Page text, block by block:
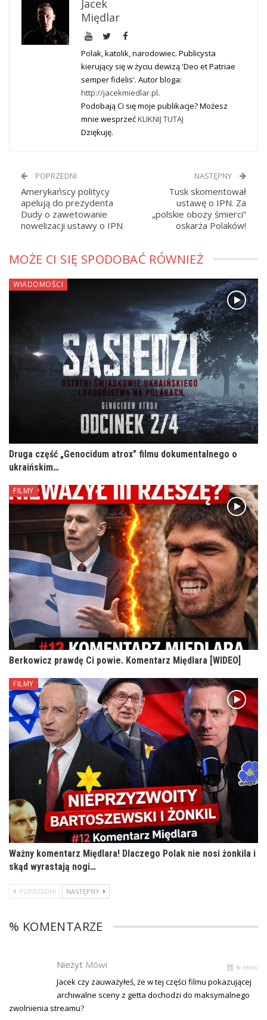
Jacek
Międlar
Polak, katolik, narodowiec. Publicysta
kierujący się w życiu dewizą 'Deo et Patriae
semper fidelis'. Autor bloga:
http://jacekmiedlar.pl.
Podobają Ci się moje publikacje? Możesz
mnie wesprzećKLIKNIJ TUTAJ
Dziękuję.
POPRZEDNI
Amerykańscy politycy
apelują do prezydenta
Dudy o zawetowanie
nowelizacji ustawy o IPN
NASTĘPNY
Tusk skomentował
ustawę o IPN. Za
„polskie obozy śmierci”
oskarża Polaków!
MOŻE CI SIĘ SPODOBAĆ RÓWNIEŻ
WIADOMOŚCI
Druga część „Genocidum atrox” filmu dokumentalnego o
ukraińskim…
FILMY
Berkowicz prawdę Ci powie. Komentarz Międlara [WIDEO]
FILMY
Ważny komentarz Międlara! Dlaczego Polak nie nosi żonkila i
skąd wyrastają nogi…
POPRZEDNI NASTĘPNY
% KOMENTARZE
Nieżyt Mówi % temu
Jacek czy zauważyłeś, że w tej części filmu pokazującej
archiwalne sceny z getta dochodzi do maksymalnego
zwolnienia streamu?